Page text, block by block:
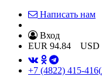
Написать нам
Вход
EUR 94.84 USD
+7 (4822) 415-416